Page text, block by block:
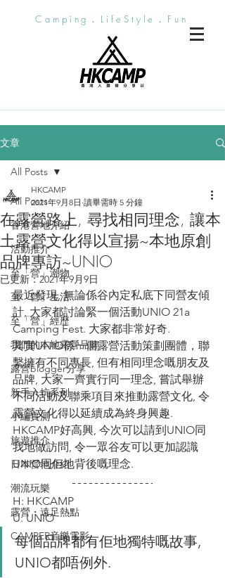
Camping．LifeStyle．Fun
文章
All Posts
香港營地介紹
活動推介
至「營」潮物
至「營」生活
至「營」經歷
我們的本地露營品牌
露營blogger分享
新手入坑系列
小編實測
旅遊推介
日本營地介紹
潮流玩樂
露營・遠足熱點
CAMPER音樂電影
All Posts
在露營路上, 尋找相同理念, 讓本
土露營文化得以宣揚~本地原創
品牌專訪~UNIO
HKCAMP
2021年9月8日 讀畢需時 5 分鐘
已更新：2021年9月9日
最近發現, 無論係谷內定私底下同營友傾
計, 大家都討論緊一個活動UNIO 21a
Camping Fest. 大家都非常好奇.
其實UNIO係一個露營活動策劃團體，聯
繫擁有不同專長, 但有相同理念嘅朋友及
品牌, 大家一齊實行同一理念, 嘗試舉辦
不同活動及聯乘項目來推動露營文化, 令
露營文化得以延續成為終身興趣.
HKCAMP好高興, 今次可以請到UNIO同
我地做訪問, 令一眾谷友可以更加認識
UNIO同佢地背後嘅理念.
H: HKCAMP
U: UNIO
每個品牌都有佢地獨特嘅故事,
UNIO都唔例外.